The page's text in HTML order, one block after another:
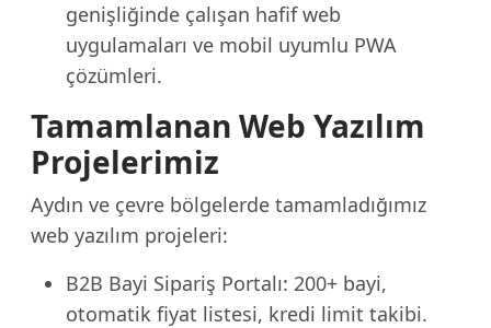
genişliğinde çalışan hafif web
uygulamaları ve mobil uyumlu PWA
çözümleri.
Tamamlanan Web Yazılım
Projelerimiz
Aydın ve çevre bölgelerde tamamladığımız
web yazılım projeleri:
B2B Bayi Sipariş Portalı: 200+ bayi,
otomatik fiyat listesi, kredi limit takibi.